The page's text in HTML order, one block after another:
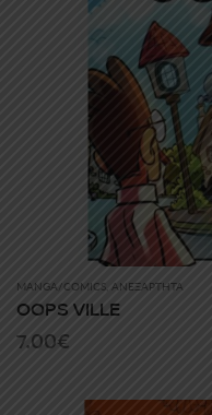
MANGA/COMICS ΑΝΕΞΆΡΤΗΤΑ
OOPS VILLE
7.00€